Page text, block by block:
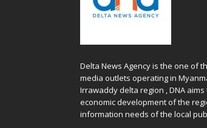
Delta News Agency is the one of
media outlets operating in
Irrawaddy delta region , DNA
economic development of the
information needs of the local